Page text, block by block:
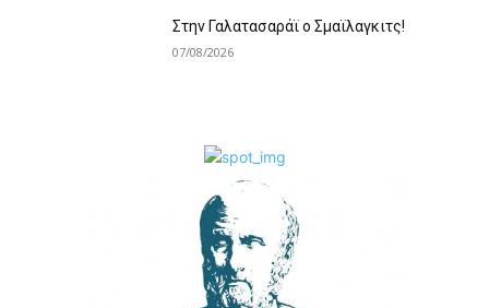
Στην Γαλατασαράϊ ο Σμαϊλαγκιτς!
07/08/2026